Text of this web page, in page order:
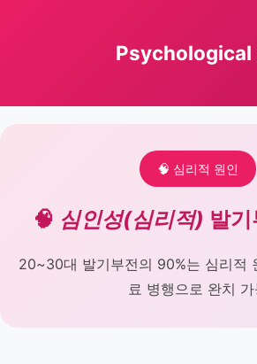
Psychological
🧠 심리적 원인
🧠 심인성(심리적) 발
20~30대 발기부전의 90%는 심리적
료 병행으로 완치 가